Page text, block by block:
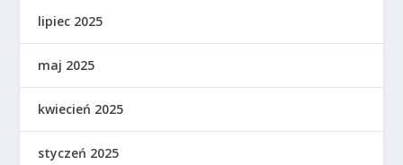
lipiec 2025
maj 2025
kwiecień 2025
styczeń 2025